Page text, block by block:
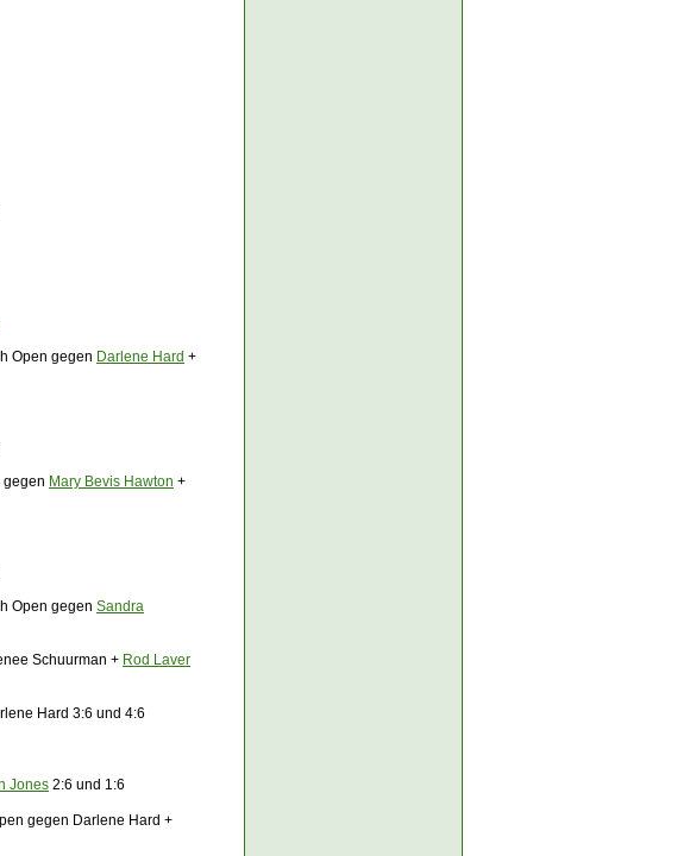
Open gegen Darlene Hard +
gegen Mary Bevis Hawton +
Open gegen Sandra
Schuurman + Rod Laver
Hard 3:6 und 4:6
Jones 2:6 und 1:6
gegen Darlene Hard +